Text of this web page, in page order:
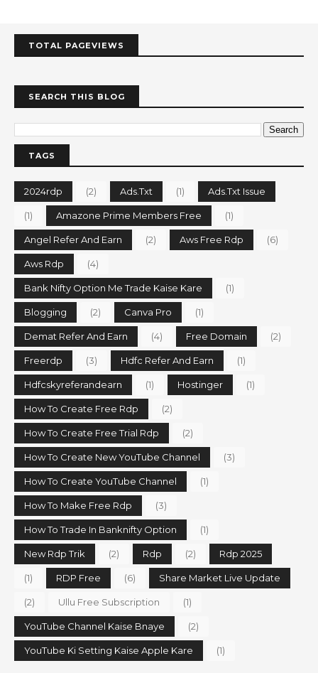
TOTAL PAGEVIEWS
SEARCH THIS BLOG
TAGS
2024rdp (2) Ads.txt (1) Ads.txt Issue
(1) Amazone Prime Members Free (1)
Angel Refer And Earn (2) Aws Free Rdp (6)
Aws Rdp (4)
Bank Nifty Option Me Trade Kaise Kare (1)
Blogging (2) Canva Pro (1)
Demat Refer And Earn (4) Free Domain (2)
Freerdp (3) Hdfc Refer And Earn (1)
Hdfcskyreferandearn (1) Hostinger (1)
How To Create Free Rdp (2)
How To Create Free Trial Rdp (2)
How To Create New YouTube Channel (3)
How To Create YouTube Channel (1)
How To Make Free Rdp (3)
How To Trade In Banknifty Option (1)
New Rdp Trik (2) Rdp (2) Rdp 2025
(1) RDP Free (6) Share Market Live Update
(2) Ullu Free Subscription (1)
YouTube Channel Kaise Bnaye (2)
YouTube Ki Setting Kaise Apple Kare (1)